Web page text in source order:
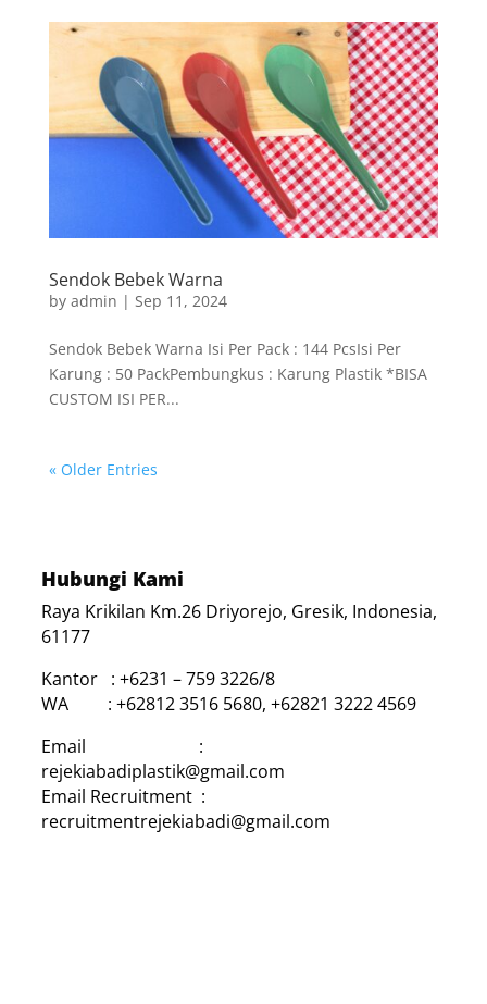
Sendok Bebek Warna
by admin | Sep 11, 2024
Sendok Bebek Warna Isi Per Pack : 144 PcsIsi Per
Karung : 50 PackPembungkus : Karung Plastik *BISA
CUSTOM ISI PER...
« Older Entries
Hubungi Kami
Raya Krikilan Km.26 Driyorejo, Gresik, Indonesia,
61177
Kantor : +6231 – 759 3226/8
WA : +62812 3516 5680, +62821 3222 4569
Email :
rejekiabadiplastik@gmail.com
Email Recruitment :
recruitmentrejekiabadi@gmail.com